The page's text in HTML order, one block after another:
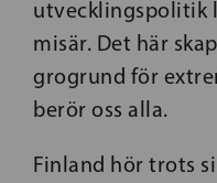
utvecklingspolitik
misär. Det här
grogrund för
berör oss alla.
Finland hör trots